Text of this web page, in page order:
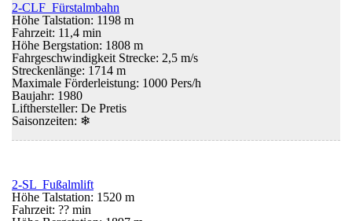
2-CLF Fürstalmbahn
Höhe Talstation: 1198 m
Fahrzeit: 11,4 min
Höhe Bergstation: 1808 m
Fahrgeschwindigkeit Strecke: 2,5 m/s
Streckenlänge: 1714 m
Maximale Förderleistung: 1000 Pers/h
Baujahr: 1980
Lifthersteller: De Pretis
Saisonzeiten: ❄
2-SL Fußalmlift
Höhe Talstation: 1520 m
Fahrzeit: ?? min